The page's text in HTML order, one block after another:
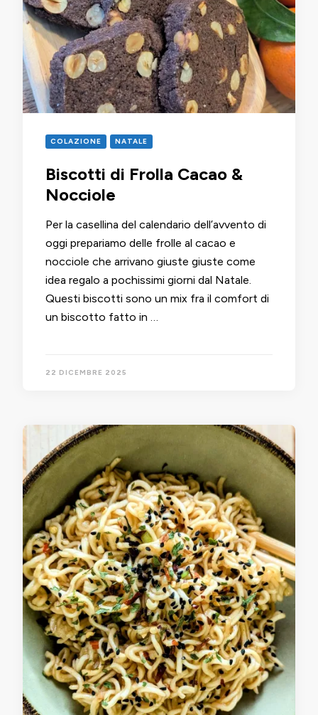
COLAZIONE NATALE
Biscotti di Frolla Cacao &
Nocciole
Per la casellina del calendario dell’avvento di
oggi prepariamo delle frolle al cacao e
nocciole che arrivano giuste giuste come
idea regalo a pochissimi giorni dal Natale.
Questi biscotti sono un mix fra il comfort di
un biscotto fatto in …
22 DICEMBRE 2025